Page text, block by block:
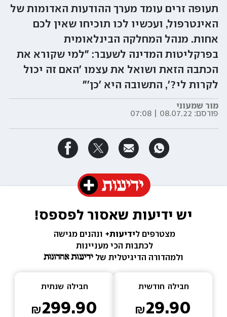
תעופה זרים עומד מערך ההודעות האדומות של
האינטרפול, ועכשיו לכו תוכיחו שאין לכם
אחות. מנהל המחלקה הבינלאומית
בפרקליטות המדינה לשעבר: "למי שקורא את
הכתבה הזאת ושואל את עצמו 'האם זה יכול
לקרות לי?', התשובה היא 'כן'"
מור שמעוני
פורסם: 08.07.22 | 07:08
יש ידיעות שאסור לפספס!
מצטרפים לידיעות+ ונהנים מגישה
לכתבות הכי מעניינות
ולמהדורה הדיגיטלית של
חבילה חודשית
29.90
חבילה שנתית
299.90